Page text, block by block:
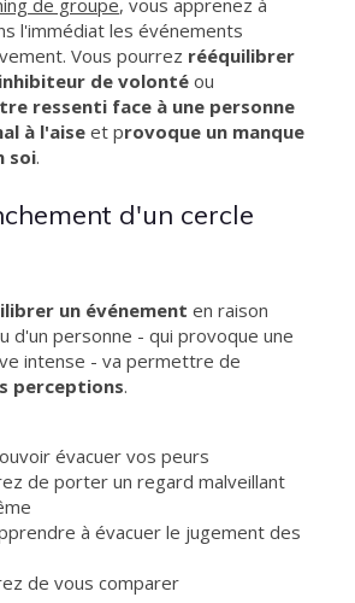
l'immédiat les événements
Vous pourrez rééquilibrer
de volonté ou
ressenti face à une personne
à l'aise et provoque un manque
soi.
d'un cercle
un événement en raison
d'un personne - qui provoque une
intense - va permettre de
perceptions.
évacuer vos peurs
de porter un regard malveillant
à évacuer le jugement des
de vous comparer